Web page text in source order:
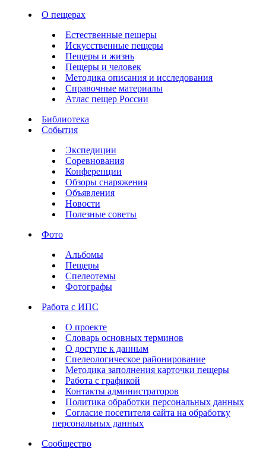
О пещерах
Естественные пещеры
Искусственные пещеры
Пещеры и жизнь
Пещеры и человек
Методика описания и исследования
Справочные материалы
Атлас пещер России
Библиотека
События
Экспедиции
Соревнования
Конференции
Обзоры снаряжения
Объявления
Новости
Полезные советы
Фото
Альбомы
Пещеры
Спелеотемы
Фотографы
Работа с ИПС
О проекте
Словарь основных терминов
О доступе к данным
Спелеологическое районирование
Методика заполнения карточки пещеры
Работа с графикой
Контакты администраторов
Политика обработки персональных данных
Согласие посетителя сайта на обработку
персональных данных
Сообщество